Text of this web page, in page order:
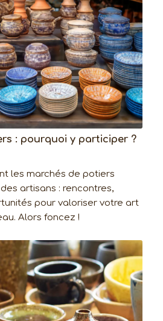
: pourquoi y participer ?
les marchés de potiers
artisans : rencontres,
pour valoriser votre art
Alors foncez !